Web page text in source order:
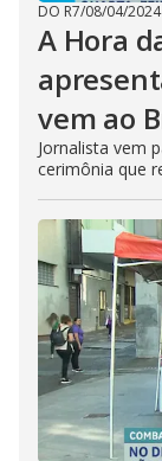
DO R7/08/04/2024
A Hora
vem ao
Jornalista vem
cerimônia que